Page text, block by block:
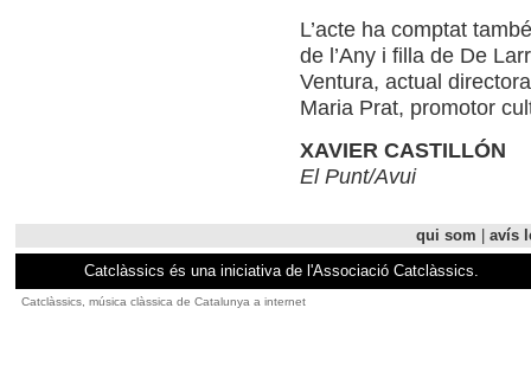
L’acte ha comp­tat
de l’Any i filla de De
Ven­tura, actual
Maria Prat, pro­mo­tor
XAVIER CASTILLÓN
El Punt/Avui
qui som | avís
Catclàssics és una iniciativa de l'Associació Catclàssics.
Catclàssics, música clàssica de Catalunya a internet